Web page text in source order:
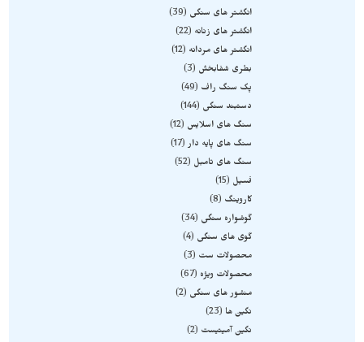
انگشتر های سنگی
39
انگشتر های زنانه
22
انگشتر های مردانه
12
بطری شفابخش
3
پک سنگ راف
49
دستبند سنگی
144
سنگ های اسلایس
12
سنگ های پایه دار 17
سنگ های تامبل
52
فسیل
15
کاروینگ
8
گوشواره سنگی
34
گوی های سنگی
4
محصولات ست
3
محصولات ویژه
67
منشور های سنگی
2
نگین ها
23
نگین آمیتیست
2